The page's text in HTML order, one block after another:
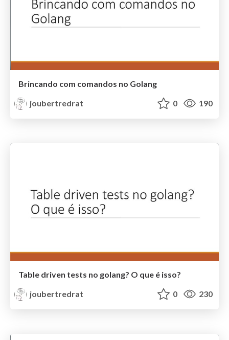
Brincando com comandos no Golang
joubertredrat
0 190
Table driven tests no golang? O que é isso?
joubertredrat
0 230